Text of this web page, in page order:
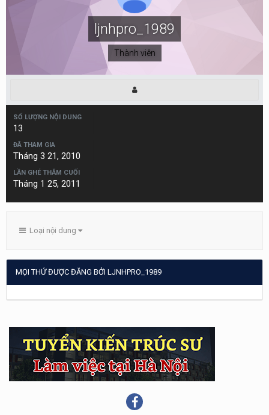
ljnhpro_1989
Thành viên
SỐ LƯỢNG NỘI DUNG
13
ĐÃ THAM GIA
Tháng 3 21, 2010
LẦN GHÉ THĂM CUỐI
Tháng 1 25, 2011
Loại nội dung
MỌI THỨ ĐƯỢC ĐĂNG BỞI LJNHPRO_1989